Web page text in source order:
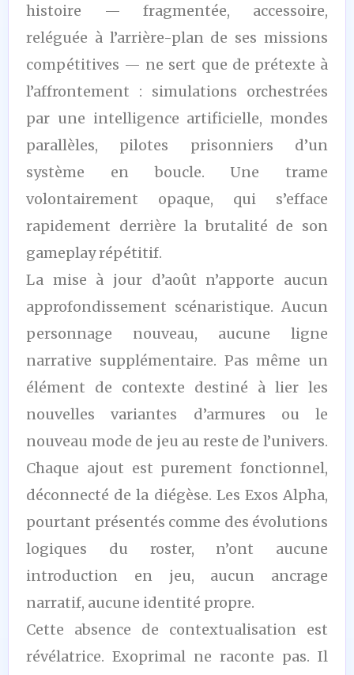
histoire — fragmentée, accessoire,
reléguée à l’arrière-plan de ses missions
compétitives — ne sert que de prétexte à
l’affrontement : simulations orchestrées
par une intelligence artificielle, mondes
parallèles, pilotes prisonniers d’un
système en boucle. Une trame
volontairement opaque, qui s’efface
rapidement derrière la brutalité de son
gameplay répétitif.
La mise à jour d’août n’apporte aucun
approfondissement scénaristique. Aucun
personnage nouveau, aucune ligne
narrative supplémentaire. Pas même un
élément de contexte destiné à lier les
nouvelles variantes d’armures ou le
nouveau mode de jeu au reste de l’univers.
Chaque ajout est purement fonctionnel,
déconnecté de la diégèse. Les Exos Alpha,
pourtant présentés comme des évolutions
logiques du roster, n’ont aucune
introduction en jeu, aucun ancrage
narratif, aucune identité propre.
Cette absence de contextualisation est
révélatrice. Exoprimal ne raconte pas. Il